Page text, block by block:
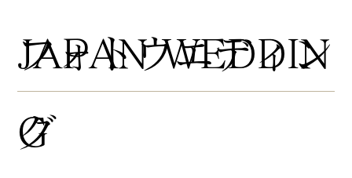
​フォトウエディン
グ
JAPAN WEDDIN
G